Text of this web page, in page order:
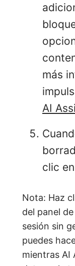
más
AI
clic en
Nota: Haz
del panel
sesión sin
puedes
mientras AI